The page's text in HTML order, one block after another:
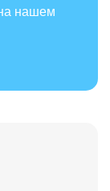
нашем